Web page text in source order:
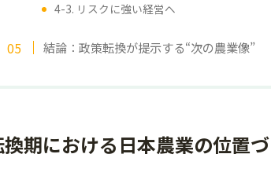
4-3. リスクに強い経営へ
結論：政策転換が提示する“次の農業像”
期における日本農業の位置